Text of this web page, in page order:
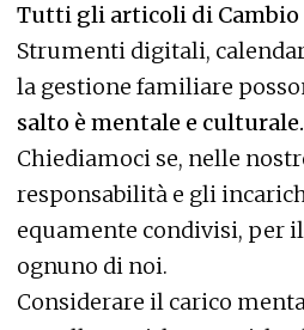
Tutti gli articoli di Cambio
Strumenti digitali,
la gestione familiare
salto è mentale e culturale.
Chiediamoci se, nelle
responsabilità e gli
equamente condivisi, per
ognuno di noi.
Considerare il carico